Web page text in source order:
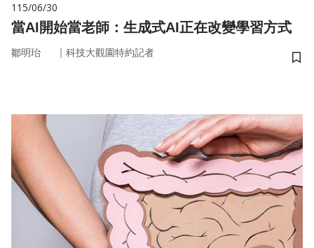
115/06/30
當AI開始當老師：生成式AI正在改變學習方式
鄒明珆 ｜ 科技大觀園特約記者
儲